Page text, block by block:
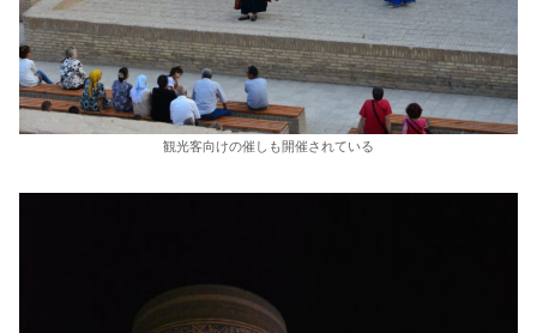
観光客向けの催しも開催されている